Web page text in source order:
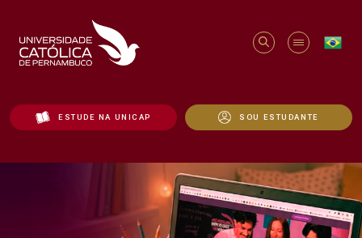
ESTUDE NA UNICAP SOU ESTUDANTE